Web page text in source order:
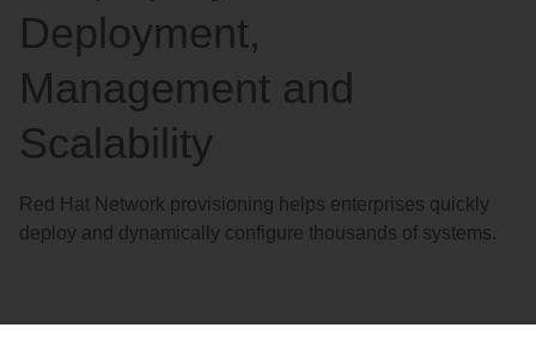
Deployment,
Management and
Scalability
Red Hat Network provisioning helps enterprises quickly
deploy and dynamically configure thousands of systems.